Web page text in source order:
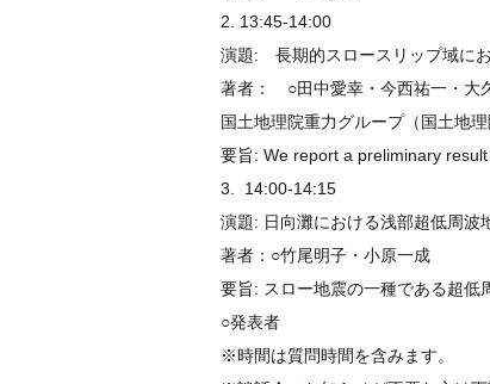
2. 13:45-14:00
演題: 長期的スロースリップ域に
著者： ○田中愛幸・今西祐一・大
国土地理院重力グループ（国土地理
要旨: We report a preliminary
3. 14:00-14:15
演題: 日向灘における浅部超低周波
著者：○竹尾明子・小原一成
要旨: スロー地震の一種である超低
○発表者
※時間は質問時間を含みます。